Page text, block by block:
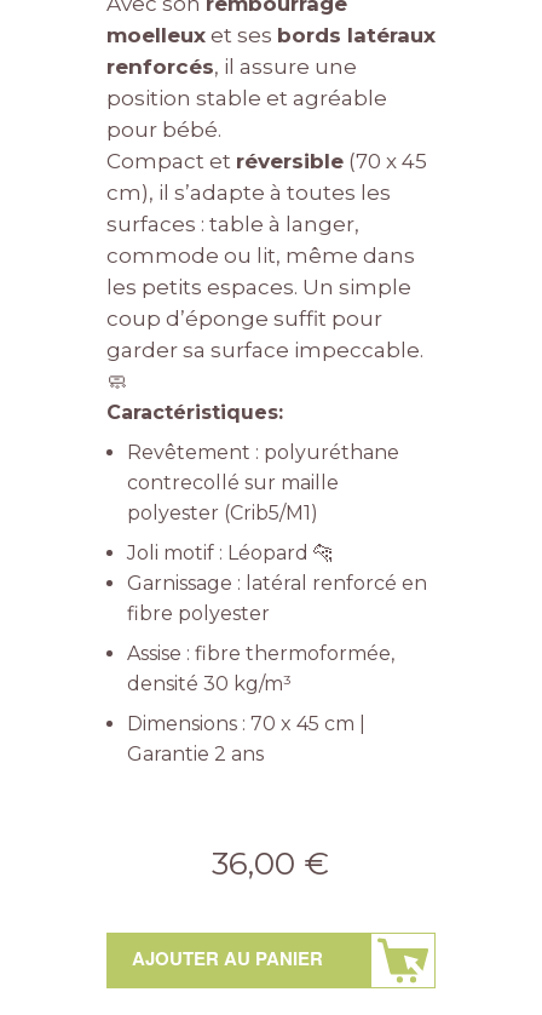
moelleuxet ses bords latéraux
renforcés, il assure une
position stable et agréable
pour bébé.
Compact et réversible(70 x 45
cm), il s’adapte à toutes les
surfaces : table à langer,
commode ou lit, même dans
les petits espaces. Un simple
coup d’éponge suffit pour
garder sa surface impeccable.
🧼
Caractéristiques:
Revêtement : polyuréthane
contrecollé sur maille
polyester (Crib5/M1)
Joli motif : Léopard 🐆
Garnissage : latéral renforcé en
fibre polyester
Assise : fibre thermoformée,
densité 30 kg/m³
Dimensions : 70 x 45 cm |
Garantie 2 ans
36,00 €
AJOUTER AU PANIER